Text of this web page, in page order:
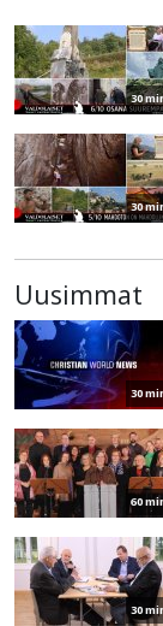
30
30
Uusimmat
30
60
30